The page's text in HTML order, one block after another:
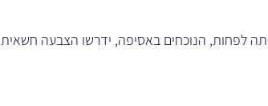
לפחות, הנוכחים באסיפה, ידרשו הצבעה חשאית